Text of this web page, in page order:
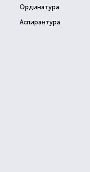
Ординатура
Аспирантура